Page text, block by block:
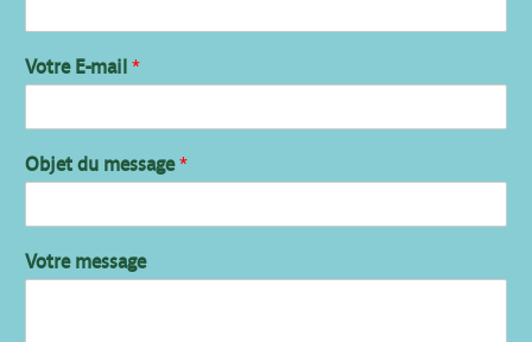
Votre E-mail *
Objet du message*
Votre message